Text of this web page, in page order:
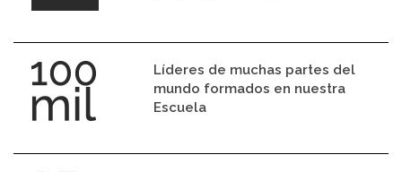
Líderes de muchas partes del
mundo formados en nuestra
Escuela